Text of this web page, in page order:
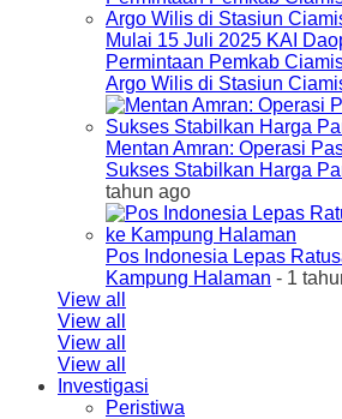
Mulai 15 Juli 2025 KAI
Permintaan Pemkab
Argo Wilis di Stasiun
Mentan Amran: Operasi
Sukses Stabilkan Harga
tahun ago
Pos Indonesia Lepas
Kampung Halaman - 1
View all
View all
View all
View all
Investigasi
Peristiwa